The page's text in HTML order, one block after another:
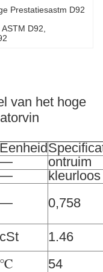
Prestatiesastm D92
D92
van het hoge
Eenheid
—
ontruim
—
kleurloos
—
0,758
cSt
1.46
℃
54